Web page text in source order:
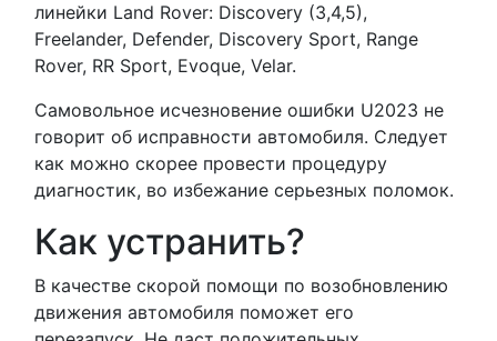
линейки Land Rover: Discovery (3,4,5),
Freelander, Defender, Discovery Sport, Range
Rover, RR Sport, Evoque, Velar.
Самовольное исчезновение ошибки U2023 не
говорит об исправности автомобиля. Следует
как можно скорее провести процедуру
диагностик, во избежание серьезных поломок.
Как устранить?
В качестве скорой помощи по возобновлению
движения автомобиля поможет его